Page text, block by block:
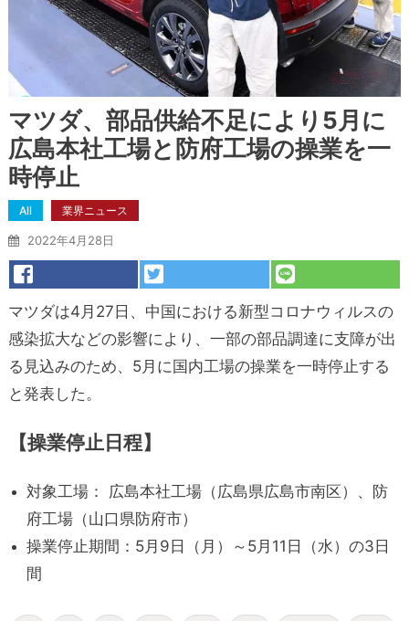
マツダ、部品供給不足により5月に
広島本社工場と防府工場の操業を一
時停止
All 業界ニュース
2022年4月28日
マツダは4月27日、中国における新型コロナウィルスの
感染拡大などの影響により、一部の部品調達に支障が出
る見込みのため、5月に国内工場の操業を一時停止する
と発表した。
【操業停止日程】
対象工場： 広島本社工場（広島県広島市南区）、防
府工場（山口県防府市）
操業停止期間：5月9日（月）～5月11日（水）の3日
間